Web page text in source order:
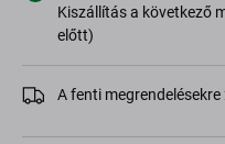
Kiszállítás a következő
előtt)
A fenti